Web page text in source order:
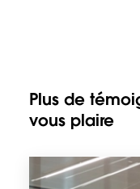
Plus de
vous plaire